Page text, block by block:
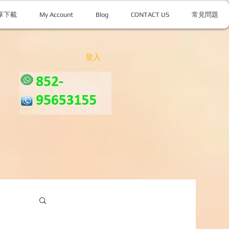
下載 My Account Blog CONTACT US 常見問題
登入